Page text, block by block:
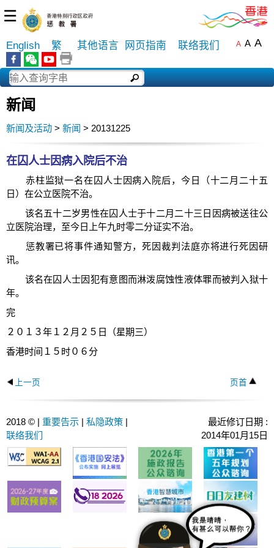
☰
English 繁 其他语言 网页指南 联络我们 A A A
新闻
新闻及活动 > 新闻 > 20131225
在囚人士因病入院后不治
赤柱监狱一名在囚人士因病入院后，今日（十二月二十五
日）在公立医院不治。
该名五十二岁男性在囚人士于十二月二十三日因病被送往公
立医院治理，至今日上午九时零二分证实不治。
惩教署已将事件通知警方，死因裁判法庭亦将进行死因研
讯。
该名在囚人士因犯有意图而淋泼腐蚀性液体罪而被判入狱十
年。
完
２０１３年１２月２５日（星期三）
香港时间１５时０６分
上一页 页首
2018 © | 重要告示 | 私隐政策 |
联络我们
最近修订日期 :
2014年01月15日